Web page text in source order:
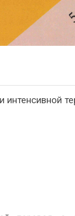
интенсивной